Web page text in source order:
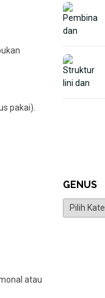
pakai).
atau
GENUS
Genus